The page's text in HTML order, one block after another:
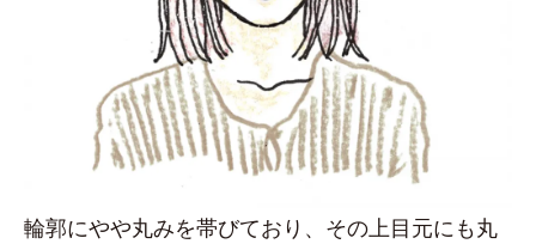
輪郭にやや丸みを帯びており、その上目元にも丸